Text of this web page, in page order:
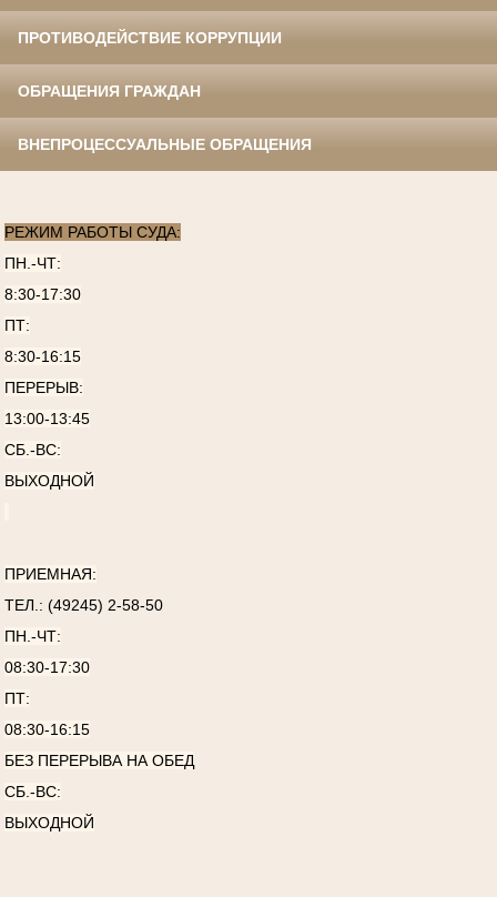
ПРОТИВОДЕЙСТВИЕ КОРРУПЦИИ
ОБРАЩЕНИЯ ГРАЖДАН
ВНЕПРОЦЕССУАЛЬНЫЕ ОБРАЩЕНИЯ
РЕЖИМ РАБОТЫ СУДА:
ПН.-ЧТ:
8:30-17:30
ПТ:
8:30-16:15
ПЕРЕРЫВ:
13:00-13:45
СБ.-ВС:
ВЫХОДНОЙ
ПРИЕМНАЯ:
ТЕЛ.: (49245) 2-58-50
ПН.-ЧТ:
08:30-17:30
ПТ:
08:30-16:15
БЕЗ ПЕРЕРЫВА НА ОБЕД
СБ.-ВС:
ВЫХОДНОЙ